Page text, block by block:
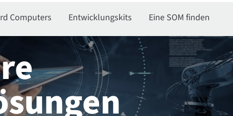
Computers Entwicklungskits Eine SOM finden